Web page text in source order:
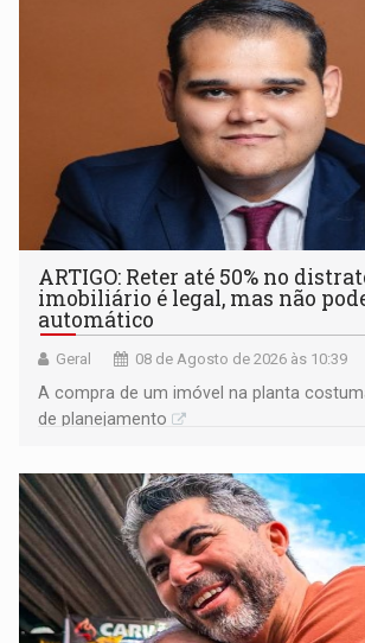
ARTIGO: Reter até 50% no
imobiliário é legal, mas não
automático
Geral 08 de Agosto de 2026 às 10:39
A compra de um imóvel na planta
de planejamento